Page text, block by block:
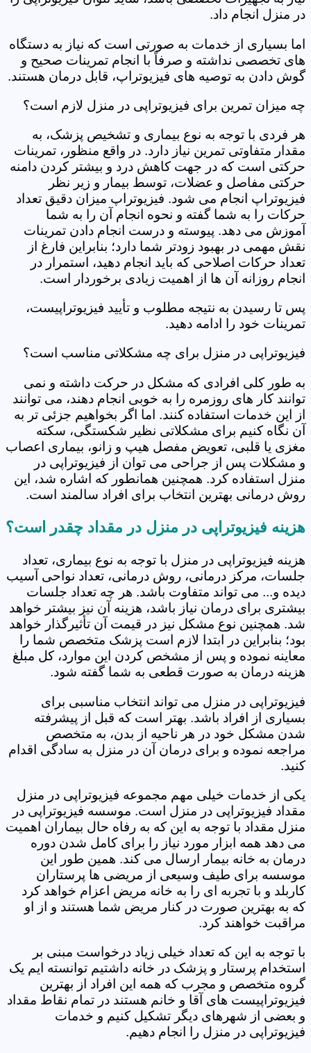
در منزل انجام داد.
اما بسیاری از خدمات به صورتی است که نیاز به دستگاه
های تخصصی نداشته و صرفاً با انجام تمرینات صحیح و
گوش دادن به توصیه های فیزیوتراپ، قابل درمان هستند.
چه میزان تمرین برای فیزیوتراپی در منزل لازم است؟
هر فردی با توجه به نوع بیماری و تشخیص پزشک، به
مقدار متفاوتی تمرین نیاز دارد. در واقع منظور، تمرینات
حرکتی است که در جهت کاهش درد و بیشتر کردن دامنه
حرکتی مفاصل و عضلات، توسط بیمار و زیر نظر
فیزیوتراپ انجام می شود. فیزیوتراپ میزان دقیق تعداد
حرکات را به شما گفته و نحوه انجام آن را به شما
آموزش می دهد. پیوسته و درست انجام دادن تمرینات
نقش مهمی در بهبود زودتر شما دارد؛ بنابراین فارغ از
تعداد حرکات اصلاحی که باید انجام دهید، استمرار در
انجام روزانه آن ها از اهمیت زیادی برخوردار است.
پس تا رسیدن به نتیجه مطلوب و تأیید فیزیوتراپیست،
تمرینات خود را ادامه دهید.
فیزیوتراپی در منزل برای چه مشکلاتی مناسب است؟
به طور کلی افرادی که مشکل در حرکت داشته و نمی
توانند کار های روزمره را به خوبی انجام دهند، می توانند
از این خدمات استفاده کنند. اما اگر بخواهیم جزئی تر به
آن نگاه کنیم برای مشکلاتی نظیر شکستگی، سکته
مغزی یا قلبی، تعویض مفصل هیپ و زانو، بیماری اعصاب
و مشکلات پس از جراحی می توان از فیزیوتراپی در
منزل استفاده کرد. همچنین همانطور که اشاره شد، این
روش درمانی بهترین انتخاب برای افراد سالمند است.
هزینه فیزیوتراپی در منزل در مقداد چقدر است؟
هزینه فیزیوتراپی در منزل با توجه به نوع بیماری، تعداد
جلسات، مرکز درمانی، روش درمانی، تعداد نواحی آسیب
دیده و... می تواند متفاوت باشد. هر چه تعداد جلسات
بیشتری برای درمان نیاز باشد، هزینه آن نیز بیشتر خواهد
شد. همچنین نوع مشکل نیز در قیمت آن تأثیرگذار خواهد
بود؛ بنابراین در ابتدا لازم است پزشک متخصص شما را
معاینه نموده و پس از مشخص کردن این موارد، کل مبلغ
هزینه درمان به صورت قطعی به شما گفته شود.
فیزیوتراپی در منزل می تواند انتخاب مناسبی برای
بسیاری از افراد باشد. بهتر است که قبل از پیشرفته
شدن مشکل خود در هر ناحیه از بدن، به متخصص
مراجعه نموده و برای درمان آن در منزل به سادگی اقدام
کنید.
یکی از خدمات خیلی مهم مجموعه فیزیوتراپی در منزل
مقداد فیزیوتراپی در منزل است. موسسه فیزیوتراپی در
منزل مقداد با توجه به این که به رفاه حال بیماران اهمیت
می دهد همه ابزار مورد نیاز را برای کامل شدن دوره
درمان به خانه بیمار ارسال می کند. همین طور این
موسسه برای طیف وسیعی از مریضی ها پرستاران
کاربلد و با تجربه ای را به خانه مریض اعزام خواهد کرد
که به بهترین صورت در کنار مریض شما هستند و از او
مراقبت خواهند کرد.
با توجه به این که تعداد خیلی زیاد درخواست مبنی بر
استخدام پرستار و پزشک در خانه داشتیم توانسته ایم یک
گروه متخصص و مجرب که همه این افراد از بهترین
فیزیوتراپیست های آقا و خانم هستند در تمام نقاط مقداد
و بعضی از شهرهای دیگر تشکیل کنیم و خدمات
فیزیوتراپی در منزل را انجام دهیم.